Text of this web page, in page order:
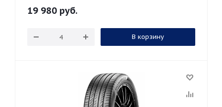
19 980 руб.
В корзину